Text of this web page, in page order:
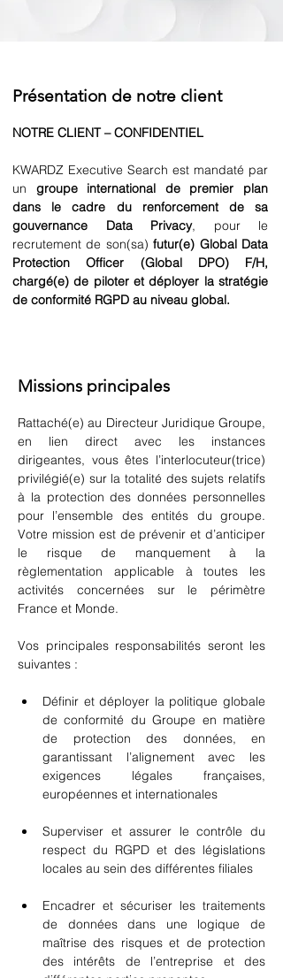
Présentation de notre client
NOTRE CLIENT – CONFIDENTIEL
KWARDZ Executive Search est mandaté par
un groupe international de premier plan
dans le cadre du renforcement de sa
gouvernance Data Privacy, pour le
recrutement de son(sa) futur(e) Global Data
Protection Officer (Global DPO) F/H,
chargé(e) de piloter et déployer la stratégie
de conformité RGPD au niveau global.
Missions principales
Rattaché(e) au Directeur Juridique Groupe,
en lien direct avec les instances
dirigeantes, vous êtes l’interlocuteur(trice)
privilégié(e) sur la totalité des sujets relatifs
à la protection des données personnelles
pour l’ensemble des entités du groupe.
Votre mission est de prévenir et d’anticiper
le risque de manquement à la
règlementation applicable à toutes les
activités concernées sur le périmètre
France et Monde.
Vos principales responsabilités seront les
suivantes :
Définir et déployer la politique globale
de conformité du Groupe en matière
de protection des données, en
garantissant l’alignement avec les
exigences légales françaises,
européennes et internationales
Superviser et assurer le contrôle du
respect du RGPD et des législations
locales au sein des différentes filiales
Encadrer et sécuriser les traitements
de données dans une logique de
maîtrise des risques et de protection
des intérêts de l’entreprise et des